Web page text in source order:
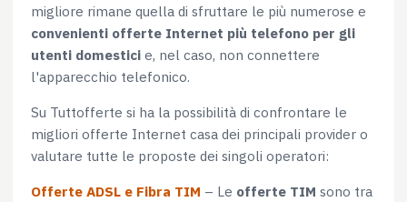
migliore rimane quella di sfruttare le più numerose e
convenienti offerte Internet più telefono per gli
utenti domestici e, nel caso, non connettere
l'apparecchio telefonico.
Su Tuttofferte si ha la possibilità di confrontare le
migliori offerte Internet casa dei principali provider o
valutare tutte le proposte dei singoli operatori:
Offerte ADSL e Fibra TIM – Le offerte TIM sono tra